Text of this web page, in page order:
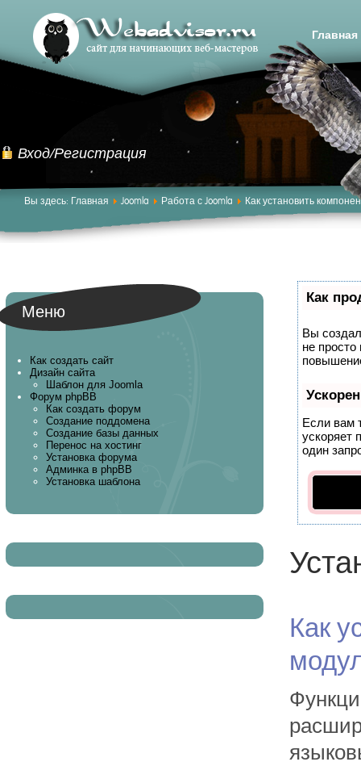
Главная
Вход/Регистрация
Вы здесь: Главная Joomla Работа с Joomla Как установить
Меню
Как создать сайт
Дизайн сайта
Шаблон для Joomla
Форум phpBB
Как создать форум
Создание поддомена
Создание базы данных
Перенос на хостинг
Установка форума
Админка в phpBB
Установка шаблона
Как
Вы
не
Если вам
ускоряет
один
Как